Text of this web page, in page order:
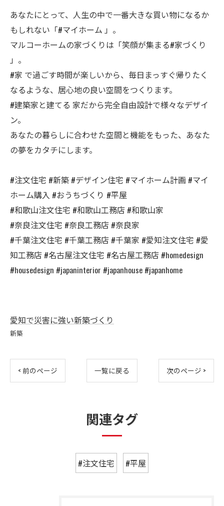
あなたにとって、人生の中で一番大きな買い物になるか
もしれない「#マイホーム 」。
マルコーホームの家づくりは「笑顔が集まる#家づくり
」。
#家 で過ごす時間が楽しいから、毎日まっすぐ帰りたく
なるような、居心地の良い空間をつくります。
#建築家と建てる 家だから完全自由設計で様々なデザイ
ン。
あなたの暮らしに合わせた空間と機能をもった、あなた
の夢をカタチにします。
#注文住宅 #新築 #デザイン住宅 #マイホーム計画 #マイ
ホーム購入 #おうちづくり #平屋
#和歌山注文住宅 #和歌山工務店 #和歌山家
#奈良注文住宅 #奈良工務店 #奈良家
#千葉注文住宅 #千葉工務店 #千葉家 #愛知注文住宅 #愛
知工務店 #名古屋注文住宅 #名古屋工務店 #homedesign
#housedesign #japaninterior #japanhouse #japanhome
愛知で災害に強い新築づくり
新築
< 前のページ 一覧に戻る 次のページ >
関連タグ
#注文住宅 #平屋